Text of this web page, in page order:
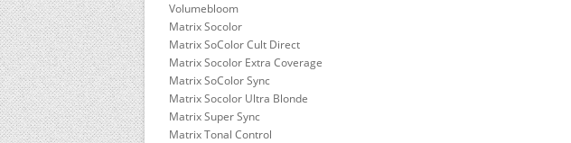
Volumebloom
Matrix Socolor
Matrix SoColor Cult Direct
Matrix Socolor Extra Coverage
Matrix SoColor Sync
Matrix Socolor Ultra Blonde
Matrix Super Sync
Matrix Tonal Control